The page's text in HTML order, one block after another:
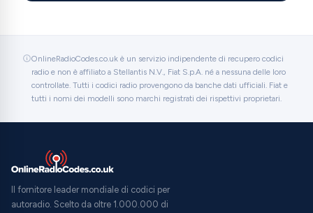
OnlineRadioCodes.co.uk è un servizio indipendente di recupero codici
radio e non è affiliato a Stellantis N.V., Fiat S.p.A. né a nessuna delle loro
controllate. Tutti i codici radio provengono da banche dati ufficiali. Fiat e
tutti i nomi dei modelli sono marchi registrati dei rispettivi proprietari.
Il fornitore leader mondiale di codici per
autoradio. Scelto da oltre 1.000.000 di